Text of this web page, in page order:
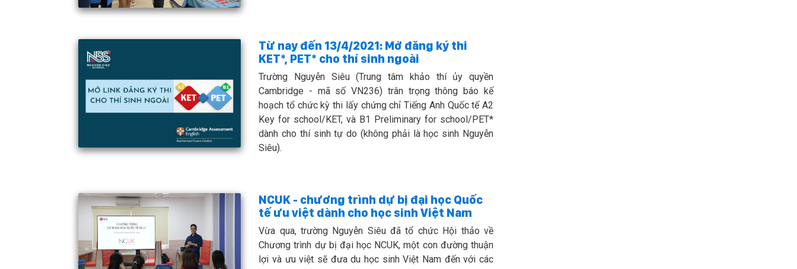
Từ nay đến 13/4/2021: Mở đăng ký thi
KET*, PET* cho thí sinh ngoài
Trường Nguyễn Siêu (Trung tâm khảo thí ủy quyền
Cambridge - mã số VN236) trân trọng thông báo kế
hoạch tổ chức kỳ thi lấy chứng chỉ Tiếng Anh Quốc tế A2
Key for school/KET, và B1 Preliminary for school/PET*
dành cho thí sinh tự do (không phải là học sinh Nguyễn
Siêu).
NCUK - chương trình dự bị đại học Quốc
tế ưu việt dành cho học sinh Việt Nam
Vừa qua, trường Nguyễn Siêu đã tổ chức Hội thảo về
Chương trình dự bị đại học NCUK, một con đường thuận
lợi và ưu việt sẽ đưa du học sinh Việt Nam đến với các